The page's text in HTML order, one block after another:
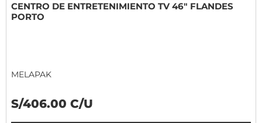
CENTRO DE ENTRETENIMIENTO TV 46" FLANDES
PORTO
MELAPAK
S/406.00 C/U